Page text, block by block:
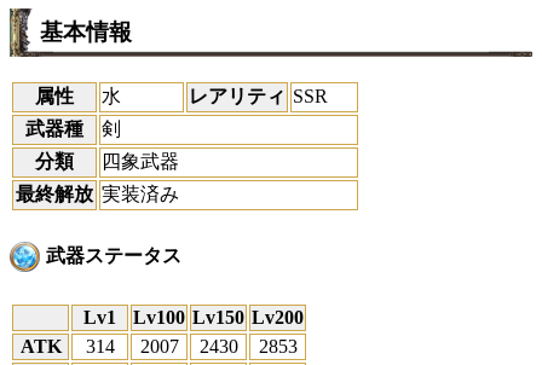
基本情報
属性 水 レアリティ SSR
武器種
剣
分類
四象武器
最終解放 実装済み
武器ステータス
Lv1 Lv100 Lv150 Lv200
ATK
314 2007 2430
2853